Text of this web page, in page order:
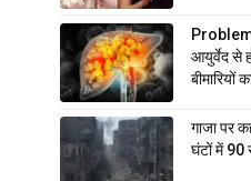
आयुर्वेद से
बीमारियों
गाजा पर
घंटों में 90